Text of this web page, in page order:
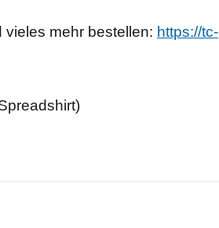
vieles mehr bestellen: https://tc-